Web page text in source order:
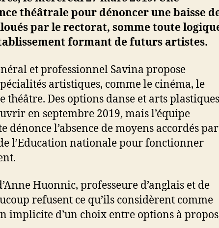
théâtrale pour dénoncer une baisse
par le rectorat, somme toute
formant de futurs artistes.
et professionnel Savina propose
artistiques, comme le cinéma, le
théâtre. Des options danse et arts plastiques
en septembre 2019, mais l’équipe
dénonce l’absence de moyens accordés
l’Education nationale pour fonctionner
Huonnic, professeure d’anglais et de
refusent ce qu’ils considèrent comme
implicite d’un choix entre options à